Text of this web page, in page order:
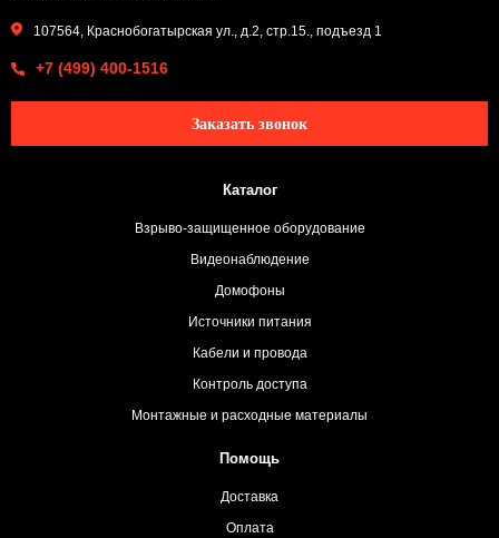
107564, Краснобогатырская ул., д.2, стр.15., подъезд 1
+7 (499) 400-1516
Заказать звонок
Каталог
Взрыво-защищенное оборудование
Видеонаблюдение
Домофоны
Источники питания
Кабели и провода
Контроль доступа
Монтажные и расходные материалы
Помощь
Доставка
Оплата